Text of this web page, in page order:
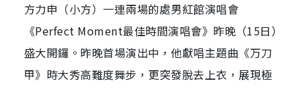
方力申（小方）一連兩場的處男紅館演唱會
《Perfect Moment最佳時間演唱會》昨晚（15日）
盛大開鑼。昨晚首場演出中，他獻唱主題曲《万刀
甲》時大秀高難度舞步，更突發脫去上衣，展現極